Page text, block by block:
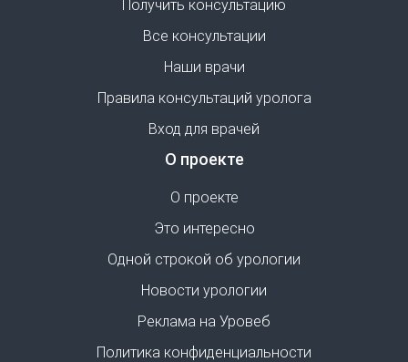
Получить консультацию
Все консультации
Наши врачи
Правила консультаций уролога
Вход для врачей
О проекте
О проекте
Это интересно
Одной строкой об урологии
Новости урологии
Реклама на Уровеб
Политика конфиденциальности